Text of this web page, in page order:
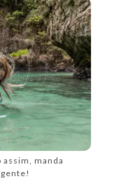
manda